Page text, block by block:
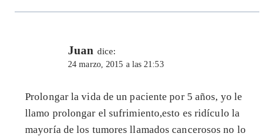
Juan dice:
24 marzo, 2015 a las 21:53
Prolongar la vida de un paciente por 5 años, yo le
llamo prolongar el sufrimiento,esto es ridículo la
mayoría de los tumores llamados cancerosos no lo